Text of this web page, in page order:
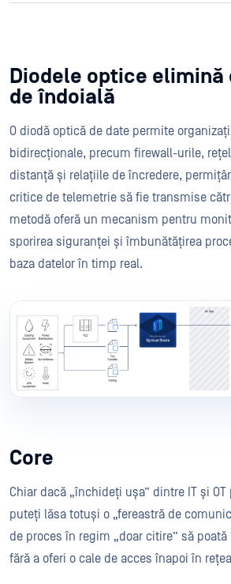
Diodele optice elimină
de îndoială
O diodă optică de date permite
bidirecționale, precum firewall-urile,
distanță și relațiile de încredere,
critice de telemetrie să fie transmise
metodă oferă un mecanism pentru
sporirea siguranței și îmbunătățirea
baza datelor în timp real.
Core
Chiar dacă „închideți ușa” dintre IT și
puteți lăsa totuși o „fereastră de
de proces în regim „doar citire” să
fără a oferi o cale de acces înapoi în